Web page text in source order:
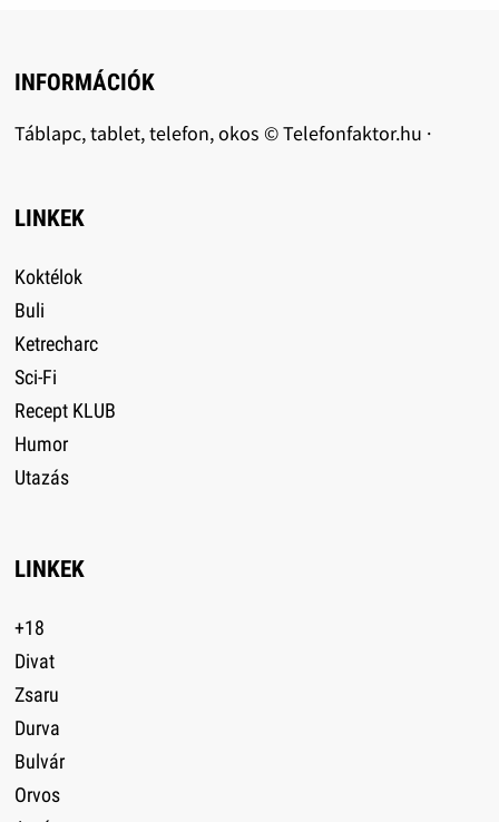
INFORMÁCIÓK
Táblapc, tablet, telefon, okos © Telefonfaktor.hu ·
LINKEK
Koktélok
Buli
Ketrecharc
Sci-Fi
Recept KLUB
Humor
Utazás
LINKEK
+18
Divat
Zsaru
Durva
Bulvár
Orvos